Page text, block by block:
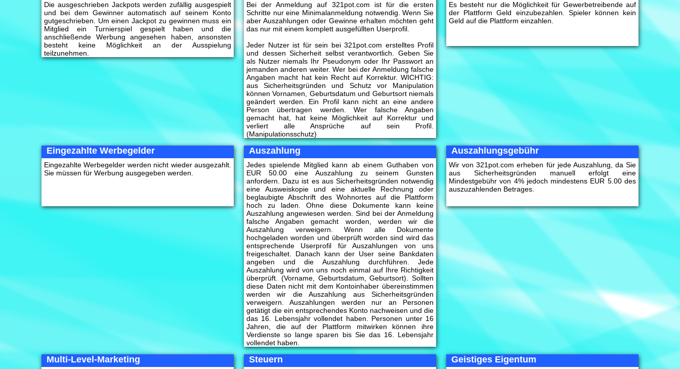
Die ausgeschrieben Jackpots werden zufällig ausgespielt
und bei dem Gewinner automatisch auf seinem Konto
gutgeschrieben. Um einen Jackpot zu gewinnen muss ein
Mitglied ein Turnierspiel gespielt haben und die
anschließende Werbung angesehen haben, ansonsten
besteht keine Möglichkeit an der Ausspielung
teilzunehmen.
Bei der Anmeldung auf 321pot.com ist für die ersten
Schritte nur eine Minimalanmeldung notwendig. Wenn Sie
aber Auszahlungen oder Gewinne erhalten möchten geht
das nur mit einem komplett ausgefüllten Userprofil.
Jeder Nutzer ist für sein bei 321pot.com erstelltes Profil
und dessen Sicherheit selbst verantwortlich. Geben Sie
als Nutzer niemals Ihr Pseudonym oder Ihr Passwort an
jemanden anderen weiter. Wer bei der Anmeldung falsche
Angaben macht hat kein Recht auf Korrektur. WICHTIG:
aus Sicherheitsgründen und Schutz vor Manipulation
können Vornamen, Geburtsdatum und Geburtsort niemals
geändert werden. Ein Profil kann nicht an eine andere
Person übertragen werden. Wer falsche Angaben
gemacht hat, hat keine Möglichkeit auf Korrektur und
verliert alle Ansprüche auf sein Profil.
(Manipulationsschutz)
Es besteht nur die Möglichkeit für Gewerbetreibende auf
der Plattform Geld einzubezahlen. Spieler können kein
Geld auf die Plattform einzahlen.
Eingezahlte Werbegelder
Eingezahlte Werbegelder werden nicht wieder ausgezahlt.
Sie müssen für Werbung ausgegeben werden.
Auszahlung
Jedes spielende Mitglied kann ab einem Guthaben von
EUR 50.00 eine Auszahlung zu seinem Gunsten
anfordern. Dazu ist es aus Sicherheitsgründen notwendig
eine Ausweiskopie und eine aktuelle Rechnung oder
beglaubigte Abschrift des Wohnortes auf die Plattform
hoch zu laden. Ohne diese Dokumente kann keine
Auszahlung angewiesen werden. Sind bei der Anmeldung
falsche Angaben gemacht worden, werden wir die
Auszahlung verweigern. Wenn alle Dokumente
hochgeladen worden und überprüft worden sind wird das
entsprechende Userprofil für Auszahlungen von uns
freigeschaltet. Danach kann der User seine Bankdaten
angeben und die Auszahlung durchführen. Jede
Auszahlung wird von uns noch einmal auf Ihre Richtigkeit
überprüft. (Vorname, Geburtsdatum, Geburtsort). Sollten
diese Daten nicht mit dem Kontoinhaber übereinstimmen
werden wir die Auszahlung aus Sicherheitsgründen
verweigern. Auszahlungen werden nur an Personen
getätigt die ein entsprechendes Konto nachweisen und die
das 16. Lebensjahr vollendet haben. Personen unter 16
Jahren, die auf der Plattform mitwirken können ihre
Verdienste so lange sparen bis Sie das 16. Lebensjahr
vollendet haben.
Auszahlungsgebühr
Wir von 321pot.com erheben für jede Auszahlung, da Sie
aus Sicherheitsgründen manuell erfolgt eine
Mindestgebühr von 4% jedoch mindestens EUR 5.00 des
auszuzahlenden Betrages.
Multi-Level-Marketing Steuern Geistiges Eigentum